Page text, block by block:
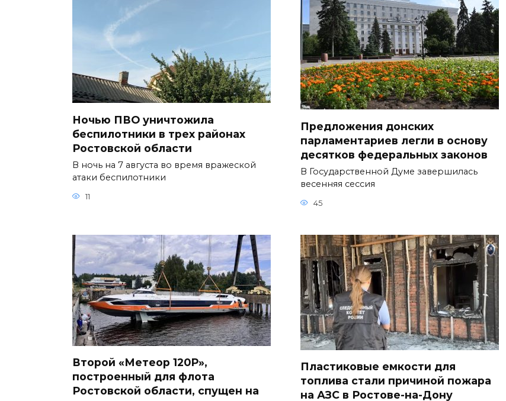
Ночью ПВО уничтожила
беспилотники в трех районах
Ростовской области
В ночь на 7 августа во время вражеской
атаки беспилотники
11
Предложения донских
парламентариев легли в основу
десятков федеральных законов
В Государственной Думе завершилась
весенняя сессия
45
Второй «Метеор 120Р»,
построенный для флота
Ростовской области, спущен на
Пластиковые емкости для
топлива стали причиной пожара
на АЗС в Ростове-на-Дону